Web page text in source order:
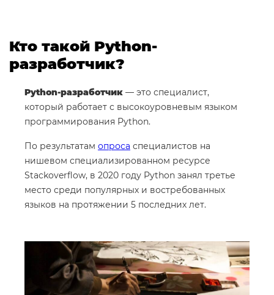
Кто такой Python-
разработчик?
Python-разработчик — это специалист,
который работает с высокоуровневым языком
программирования Python.
По результатам опроса специалистов на
нишевом специализированном ресурсе
Stackoverflow, в 2020 году Python занял третье
место среди популярных и востребованных
языков на протяжении 5 последних лет.